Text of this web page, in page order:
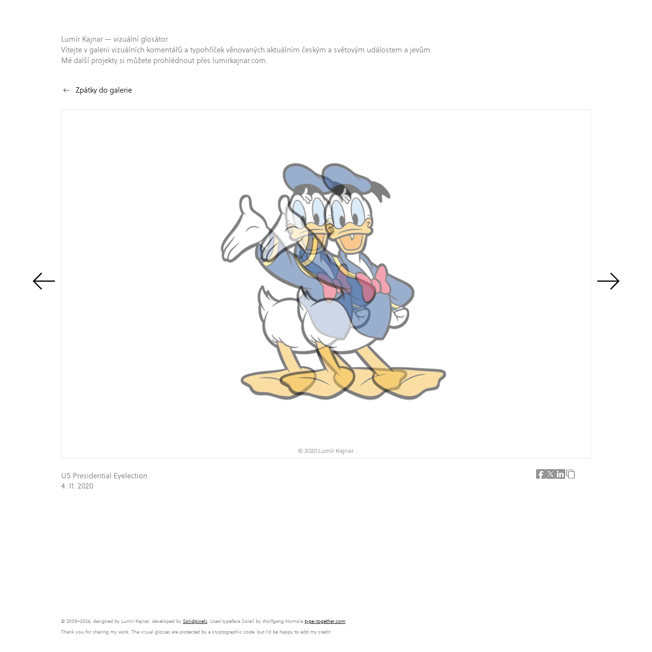
Lumír Kajnar — vizuální glosátor
Vítejte v galerii vizuálních komentářů a typohříček věnovaných aktuálním českým a světovým událostem a jevům.
Mé další projekty si můžete prohlédnout přes lumirkajnar.com.
Zpátky do galerie
US Presidential Eyelection
4. 11. 2020
© 2009–2026, designed by Lumír Kajnar, developed by Solidpixels. Used typeface Soleil by Wolfgang Homola type-together.com
Thank you for sharing my work. The visual glosses are protected by a cryptographic code, but I'd be happy to add my credit.